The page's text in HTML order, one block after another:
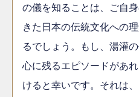
の儀を知ることは、ご自
きた日本の伝統文化への
るでしょう。もし、湯灌
心に残るエピソードがあ
けると幸いです。それは